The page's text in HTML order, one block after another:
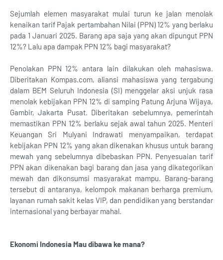
Sejumlah elemen masyarakat mulai turun ke jalan menolak
kenaikan tarif Pajak pertambahan Nilai (PPN) 12% yang berlaku
pada 1 Januari 2025. Barang apa saja yang akan dipungut PPN
12%? Lalu apa dampak PPN 12% bagi masyarakat?
Penolakan PPN 12% antara lain dilakukan oleh mahasiswa.
Diberitakan Kompas.com, aliansi mahasiswa yang tergabung
dalam BEM Seluruh Indonesia (SI) menggelar aksi unjuk rasa
menolak kebijakan PPN 12% di samping Patung Arjuna Wijaya,
Gambir, Jakarta Pusat. Diberitakan sebelumnya, pemerintah
memastikan PPN 12% berlaku sejak awal tahun 2025. Menteri
Keuangan Sri Mulyani Indrawati menyampaikan, terdapat
kebijakan PPN 12% yang akan dikenakan khusus untuk barang
mewah yang sebelumnya dibebaskan PPN. Penyesuaian tarif
PPN akan dikenakan bagi barang dan jasa yang dikategorikan
mewah dan dikonsumsi masyarakat mampu. Barang-barang
tersebut di antaranya, kelompok makanan berharga premium,
layanan rumah sakit kelas VIP, dan pendidikan yang berstandar
internasional yang berbayar mahal.
Ekonomi Indonesia Mau dibawa ke mana?